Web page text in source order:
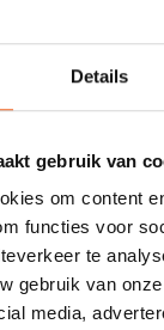
Details
gebruik van
om content
functies voor
te
gebruik van
media,
€16,00
JE IN